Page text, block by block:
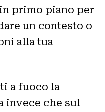
primo piano per
un contesto o
alla tua
a fuoco la
invece che sul